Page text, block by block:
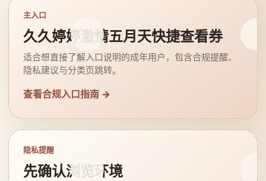
主入口
久久婷婷激情五月天快捷查看券
适合想直接了解入口说明的成年用户，包含合规提醒、
隐私建议与分类页跳转。
查看合规入口指南 →
隐私提醒
先确认浏览环境